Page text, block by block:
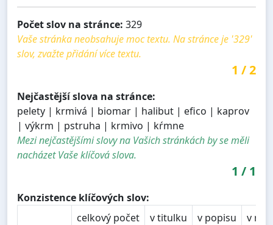
Počet slov na stránce: 329
Vaše stránka neobsahuje moc textu. Na stránce je '329'
slov, zvažte přidání více textu.
1 /2
Nejčastější slova na stránce:
pelety | krmivá | biomar | halibut | efico | kaprov
| výkrm | pstruha | krmivo | kŕmne
Mezi nejčastějšími slovy na Vašich stránkách by se měli
nacházet Vaše klíčová slova.
1 / 1
Konzistence klíčových slov:
celkový počet
v titulku v popisu v